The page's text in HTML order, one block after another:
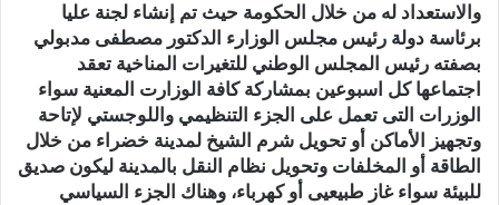
والاستعداد له من خلال الحكومة حيث تم إنشاء لجنة عليا
برئاسة دولة رئيس مجلس الوزارء الدكتور مصطفى مدبولي
بصفته رئيس المجلس الوطني للتغيرات المناخية تعقد
اجتماعها كل اسبوعين بمشاركة كافة الوزارت المعنية سواء
الوزرات التى تعمل على الجزء التنظيمي واللوجستي لإتاحة
وتجهيز الأماكن أو تحويل شرم الشيخ لمدينة خضراء من خلال
الطاقة أو المخلفات وتحويل نظام النقل بالمدينة ليكون صديق
للبيئة سواء غاز طبيعيى أو كهرباء، وهناك الجزء السياسي